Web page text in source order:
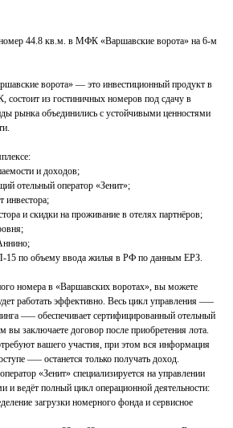
44.8 кв.м. в МФК «Варшавские ворота» на 6-м
ворота» — это инвестиционный продукт в
из гостиничных номеров под сдачу в
рынка объединились с устойчивыми ценностями
и доходов;
отельный оператор «Зенит»;
и скидки на проживание в отелях партнёров;
по объему ввода жилья в РФ по данным ЕРЗ.
номера в «Варшавских воротах», вы можете
работать эффективно. Весь цикл управления —–
—– обеспечивает сертифицированный отельный
вы заключаете договор после приобретения лота.
вашего участия, при этом вся информация
—– останется только получать доход.
«Зенит» специализируется на управлении
и ведёт полный цикл операционной деятельности:
загрузки номерного фонда и сервисное